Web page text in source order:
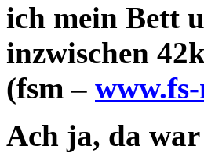
ich mein Bett
inzwischen
(fsm –
Ach ja, da